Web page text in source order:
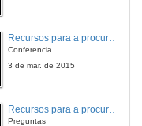
Recursos para a procura de emprego nun escenario laboral europeo e na Eurorrexión G-NP
Conferencia
3 de mar. de 2015
Preguntas